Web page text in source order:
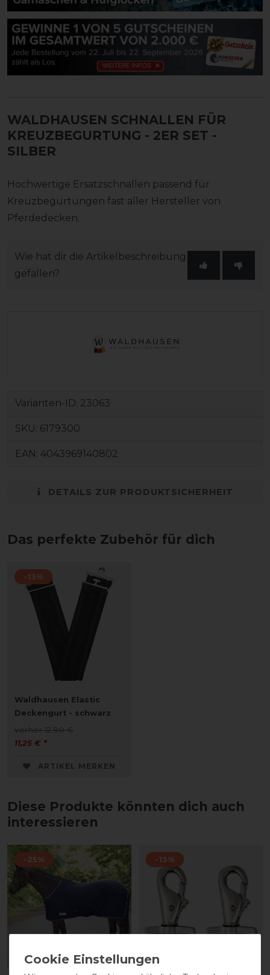
WALDHAUSEN SCHNALLEN FÜR
KREUZBEGURTUNG - 2ER SET -
SILBER
Hochwertige Ersatzschnallen passend für
Kreuzbegurtungen fast aller Hersteller von
Pferdedecken.
Wie hat dir die Artikelbeschreibung
gefallen?
Varianten-ID: 23063
SKU: 6179300
EAN: 4043969140802
DETAILS ZUR PRODUKTSICHERHEIT
Das perfekte Zubehör für dich
-13%
Waldhausen Elastic
Deckengurt - schwarz
vorher 12,90 €
11,25 € *
ARTIKEL MERKEN
Diese Produkte könnten dich auch
interessieren
-25% -13%